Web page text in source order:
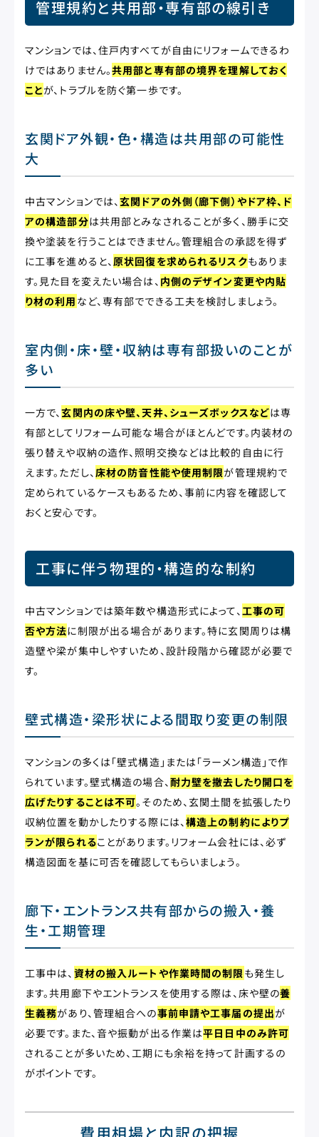
管理規約と共用部・専有部の線引き
マンションでは、住戸内すべてが自由にリフォームできるわ
けではありません。共用部と専有部の境界を理解しておく
ことが、トラブルを防ぐ第一歩です。
玄関ドア外観・色・構造は共用部の可能性
大
中古マンションでは、玄関ドアの外側（廊下側）やドア枠、ド
アの構造部分は共用部とみなされることが多く、勝手に交
換や塗装を行うことはできません。管理組合の承認を得ず
に工事を進めると、原状回復を求められるリスクもありま
す。見た目を変えたい場合は、 内側のデザイン変更や内貼
り材の利用 など、専有部でできる工夫を検討しましょう。
室内側・床・壁・収納は専有部扱いのことが
多い
一方で、玄関内の床や壁、天井、シューズボックスなどは専
有部としてリフォーム可能な場合がほとんどです。内装材の
張り替えや収納の造作、照明交換などは比較的自由に行
えます。ただし、床材の防音性能や使用制限が管理規約で
定められているケースもあるため、事前に内容を確認して
おくと安心です。
工事に伴う物理的・構造的な制約
中古マンションでは築年数や構造形式によって、工事の可
否や方法に制限が出る場合があります。特に玄関周りは構
造壁や梁が集中しやすいため、設計段階から確認が必要で
す。
壁式構造・梁形状による間取り変更の制限
マンションの多くは「壁式構造」または「ラーメン構造」で作
られています。壁式構造の場合、耐力壁を撤去したり開口を
広げたりすることは不可。そのため、玄関土間を拡張したり
収納位置を動かしたりする際には、構造上の制約によりプ
ランが限られることがあります。リフォーム会社には、必ず
構造図面を基に可否を確認してもらいましょう。
廊下・エントランス共有部からの搬入・養
生・工期管理
工事中は、 資材の搬入ルートや作業時間の制限も発生し
ます。共用廊下やエントランスを使用する際は、床や壁の養
生義務があり、管理組合への事前申請や工事届の提出が
必要です。また、音や振動が出る作業は平日日中のみ許可
されることが多いため、工期にも余裕を持って計画するの
がポイントです。
費用相場と内訳の把握